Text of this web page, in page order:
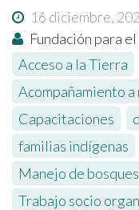
16 diciembre,
Fundación para
Acceso a la Tierra
Acompañamiento a
Capacitaciones
familias indígenas
Manejo de bosques
Trabajo socio